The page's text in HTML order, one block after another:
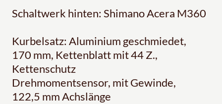
Schaltwerk hinten: Shimano Acera M360
Kurbelsatz: Aluminium geschmiedet,
170 mm, Kettenblatt mit 44 Z.,
Kettenschutz
Drehmomentsensor, mit Gewinde,
122,5 mm Achslänge